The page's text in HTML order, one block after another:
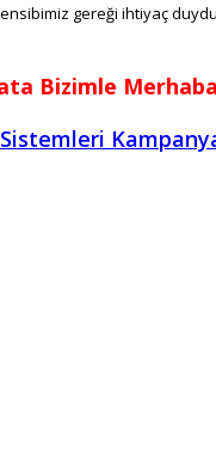
gereği ihtiyaç
Bizimle